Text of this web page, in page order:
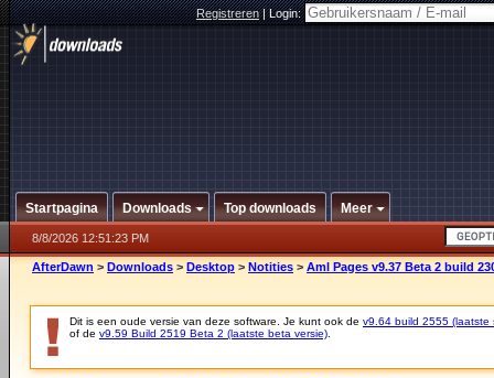
Registreren|Login:
Startpagina Downloads Top downloads Meer
8/8/2026 12:51:23 PM
AfterDawn > Downloads > Desktop > Notities > Aml Pages v9.37 Beta 2 build
Dit is een oude versie van deze software. Je kunt ook de v9.64 build 2555 (laatste
of de v9.59 Build 2519 Beta 2 (laatste beta versie)